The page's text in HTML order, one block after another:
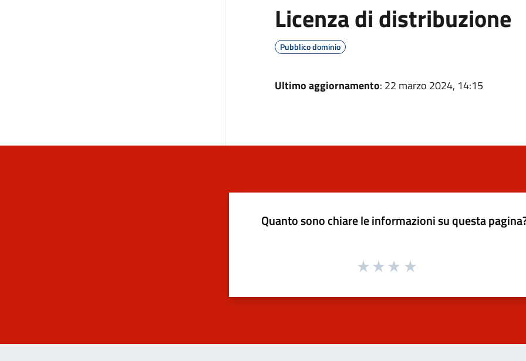
Licenza di distribuzione
Pubblico dominio
Ultimo aggiornamento: 22 marzo 2024, 14:15
Quanto sono chiare le informazioni su questa